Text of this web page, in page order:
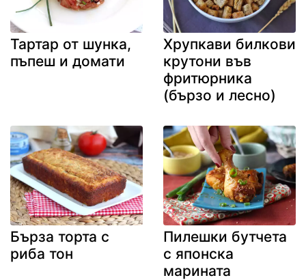
Тартар от шунка,
пъпеш и домати
Хрупкави билкови
крутони във
фритюрника
(бързо и лесно)
Бърза торта с
риба тон
Пилешки бутчета
с японска
марината